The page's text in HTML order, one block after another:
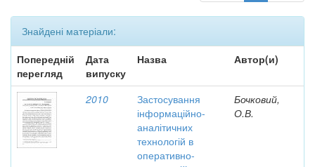
Знайдені матеріали:
Попередній
перегляд
Дата
випуску
Назва Автор(и)
2010
Застосування
інформаційно-
аналітичних
технологій в
оперативно-
Бочковий,
О.В.